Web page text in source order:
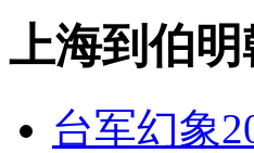
上海到伯
台军幻象